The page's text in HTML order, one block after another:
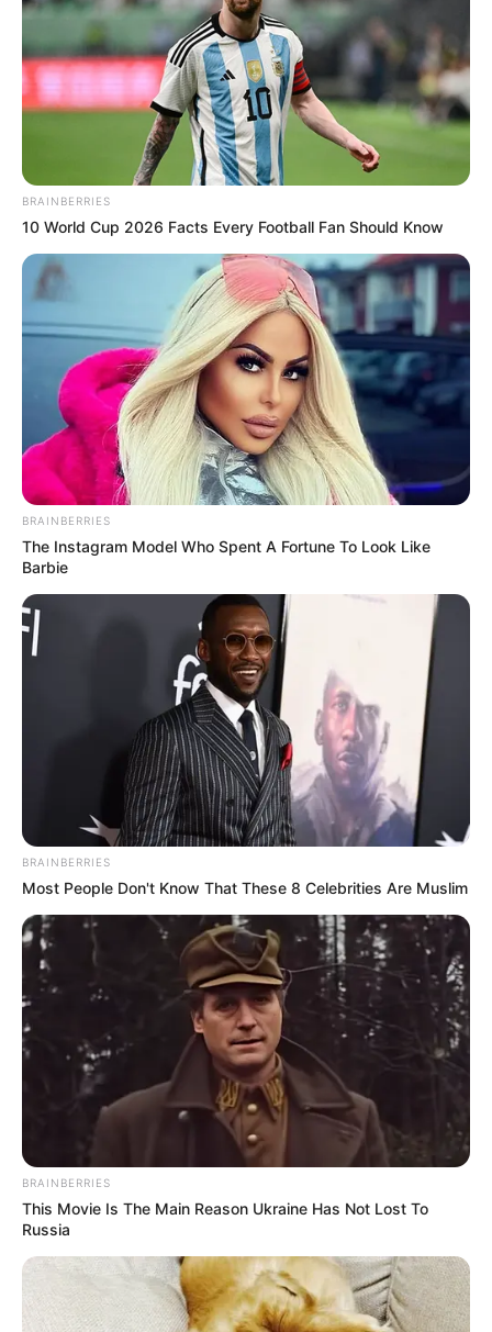
NT Επιμέλεια
Συντακτική Ομάδα
Δημοσίευση
16/08/2025, 06:57 · 6:57 ΠΜ
Τελευταία ενημέρωση
16/08/2025, 06:57 · 6:57 ΠΜ
Κοινοποίησε άρθρο
Προσθήκη τοnewstok.grστην Google
Σκηνές πανικού εκτυλίχθηκαν το βράδυ σε
λούνα παρκ που είχε στηθεί στην περιοχή της
Κρεμαστής, στη Ρόδο, όταν ένα σοβαρό
ατύχημα είχε ως αποτέλεσμα τον τραυματισμό
τεσσάρων ατόμων.
BRAINBERRIES
10 World Cup 2026 Facts Every Football Fan Should Know
BRAINBERRIES
The Instagram Model Who Spent A Fortune To Look Like
Barbie
BRAINBERRIES
Most People Don't Know That These 8 Celebrities Are Muslim
BRAINBERRIES
This Movie Is The Main Reason Ukraine Has Not Lost To
Russia